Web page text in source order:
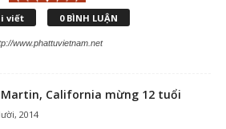
viết 0 BÌNH LUẬN
www.phattuvietnam.net
Martin, California mừng 12 tuổi
2014